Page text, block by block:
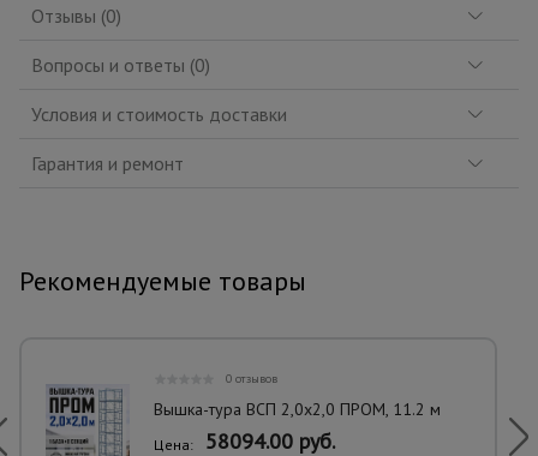
Отзывы (0)
Вопросы и ответы (0)
Условия и стоимость доставки
Гарантия и ремонт
Рекомендуемые товары
0 отзывов
Вышка-тура ВСП 2,0x2,0 ПРОМ, 11.2 м
Цена: 58094.00 руб.